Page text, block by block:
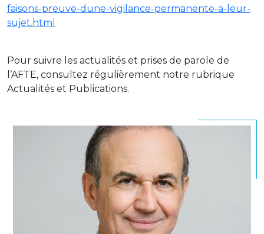
faisons-preuve-dune-vigilance-permanente-a-leur-
sujet.html
Pour suivre les actualités et prises de parole de
l’AFTE, consultez régulièrement notre rubrique
Actualités et Publications.